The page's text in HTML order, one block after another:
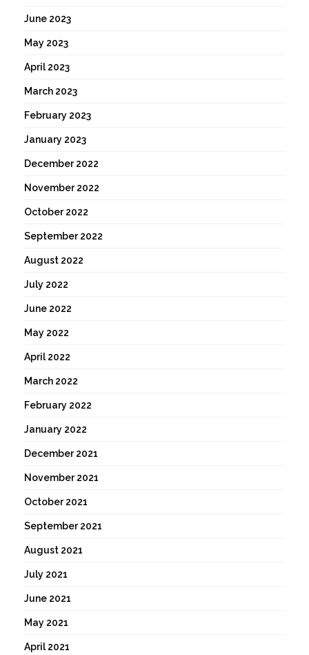
June 2023
May 2023
April 2023
March 2023
February 2023
January 2023
December 2022
November 2022
October 2022
September 2022
August 2022
July 2022
June 2022
May 2022
April 2022
March 2022
February 2022
January 2022
December 2021
November 2021
October 2021
September 2021
August 2021
July 2021
June 2021
May 2021
April 2021